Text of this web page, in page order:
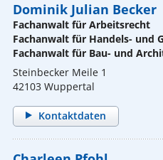
Dominik Julian Becker
Fachanwalt für Arbeitsrecht
Fachanwalt für Handels- und
Fachanwalt für Bau- und
Steinbecker Meile 1
42103 Wuppertal
Kontaktdaten